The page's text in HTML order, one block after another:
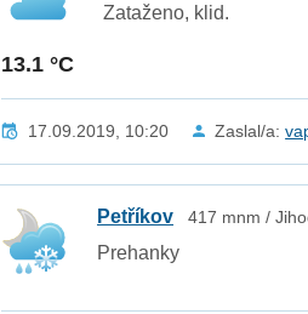
13.1 °C
Zataženo, klid.
17.09.2019, 10:20 Zaslal/a:
Petříkov 417 mnm /
Prehanky